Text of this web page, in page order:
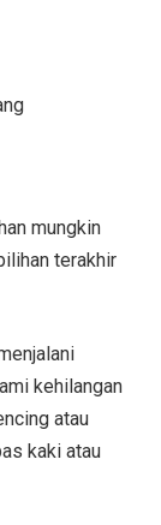
mungkin
terakhir
kehilangan
atau
kaki atau